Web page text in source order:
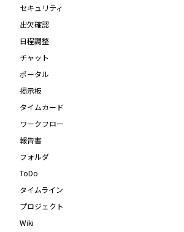
セキュリティ
出欠確認
日程調整
チャット
ポータル
掲示板
タイムカード
ワークフロー
報告書
フォルダ
ToDo
タイムライン
プロジェクト
Wiki